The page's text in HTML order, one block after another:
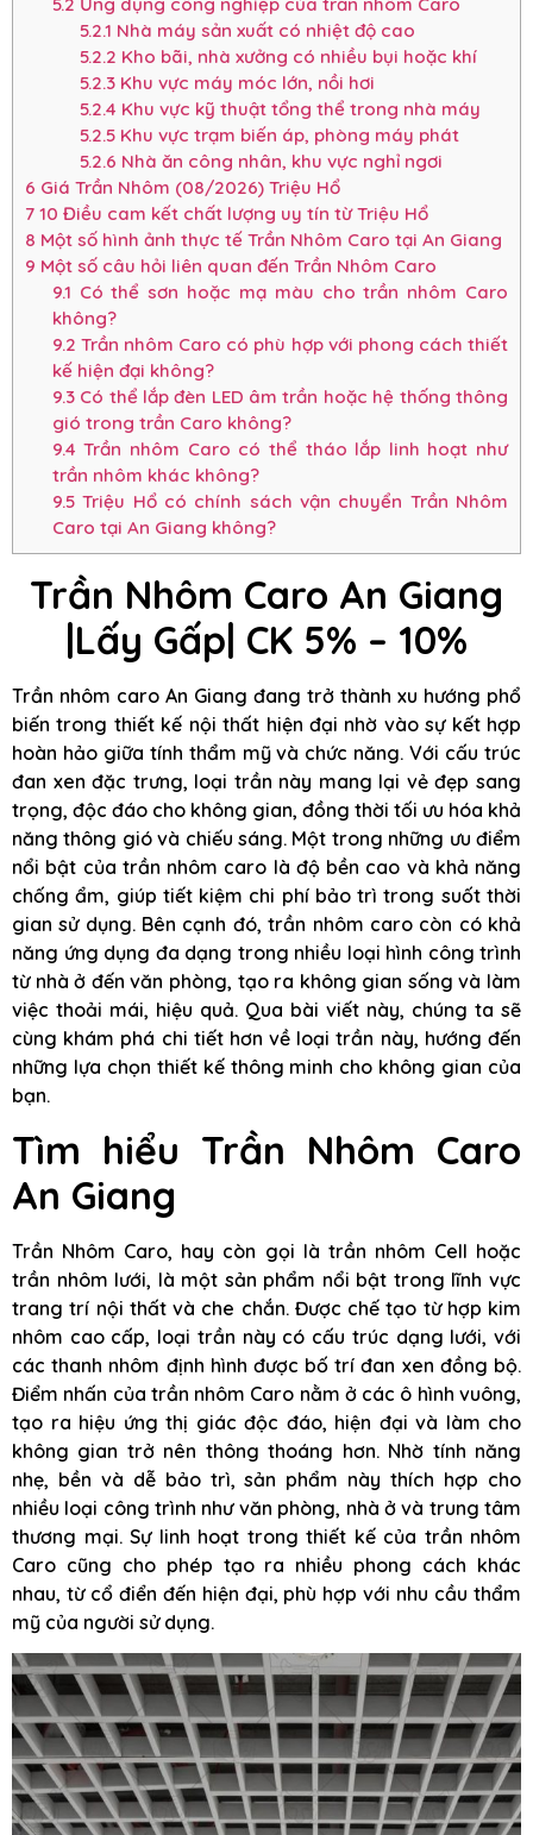
5.2.1 Nhà máy sản xuất có nhiệt độ cao
5.2.2 Kho bãi, nhà xưởng có nhiều bụi hoặc khí
5.2.3Khu vực máy móc lớn, nồi hơi
5.2.4 Khu vực kỹ thuật tổng thể trong nhà máy
5.2.5Khu vực trạm biến áp, phòng máy phát
5.2.6 Nhà ăn công nhân, khu vực nghỉ ngơi
6 Giá Trần Nhôm (08/2026) Triệu Hổ
7 10 Điều cam kết chất lượng uy tín từ Triệu Hổ
8 Một số hình ảnh thực tế Trần Nhôm Caro tại An Giang
9 Một số câu hỏi liên quan đến Trần Nhôm Caro
9.1 Có thể sơn hoặc mạ màu cho trần nhôm Caro
không?
9.2 Trần nhôm Caro có phù hợp với phong cách thiết
kế hiện đại không?
9.3Có thể lắp đèn LED âm trần hoặc hệ thống thông
gió trong trần Caro không?
9.4 Trần nhôm Caro có thể tháo lắp linh hoạt như
trần nhôm khác không?
9.5Triệu Hổ có chính sách vận chuyển Trần Nhôm
Caro tại An Giang không?
Trần Nhôm Caro An Giang
|Lấy Gấp| CK 5% – 10%
Trần nhôm caro An Giang đang trở thành xu hướng phổ
biến trong thiết kế nội thất hiện đại nhờ vào sự kết hợp
hoàn hảo giữa tính thẩm mỹ và chức năng. Với cấu trúc
đan xen đặc trưng, loại trần này mang lại vẻ đẹp sang
trọng, độc đáo cho không gian, đồng thời tối ưu hóa khả
năng thông gió và chiếu sáng. Một trong những ưu điểm
nổi bật của trần nhôm caro là độ bền cao và khả năng
chống ẩm, giúp tiết kiệm chi phí bảo trì trong suốt thời
gian sử dụng. Bên cạnh đó, trần nhôm caro còn có khả
năng ứng dụng đa dạng trong nhiều loại hình công trình
từ nhà ở đến văn phòng, tạo ra không gian sống và làm
việc thoải mái, hiệu quả. Qua bài viết này, chúng ta sẽ
cùng khám phá chi tiết hơn về loại trần này, hướng đến
những lựa chọn thiết kế thông minh cho không gian của
bạn.
Tìm hiểu Trần Nhôm Caro
An Giang
Trần Nhôm Caro, hay còn gọi là trần nhôm Cell hoặc
trần nhôm lưới, là một sản phẩm nổi bật trong lĩnh vực
trang trí nội thất và che chắn. Được chế tạo từ hợp kim
nhôm cao cấp, loại trần này có cấu trúc dạng lưới, với
các thanh nhôm định hình được bố trí đan xen đồng bộ.
Điểm nhấn của trần nhôm Caro nằm ở các ô hình vuông,
tạo ra hiệu ứng thị giác độc đáo, hiện đại và làm cho
không gian trở nên thông thoáng hơn. Nhờ tính năng
nhẹ, bền và dễ bảo trì, sản phẩm này thích hợp cho
nhiều loại công trình như văn phòng, nhà ở và trung tâm
thương mại. Sự linh hoạt trong thiết kế của trần nhôm
Caro cũng cho phép tạo ra nhiều phong cách khác
nhau, từ cổ điển đến hiện đại, phù hợp với nhu cầu thẩm
mỹ của người sử dụng.